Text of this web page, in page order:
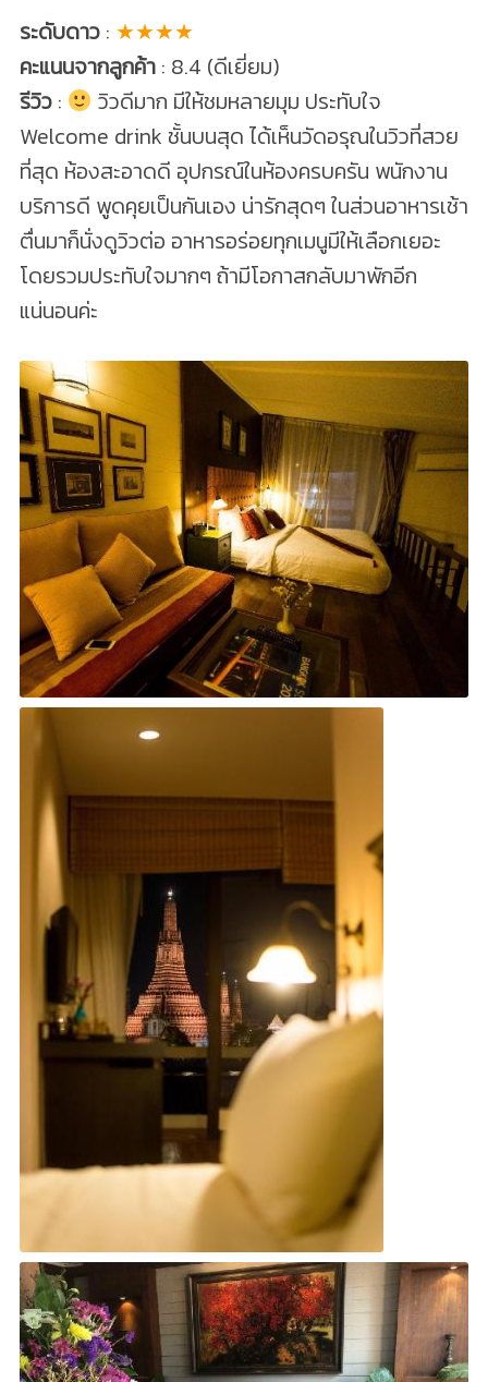
ระดับดาว: ★★★★
คะแนนจากลูกค้า: 8.4 (ดีเยี่ยม)
รีวิว:
วิวดีมาก มีให้ชมหลายมุม ประทับใจ
Welcome drink ชั้นบนสุด ได้เห็นวัดอรุณในวิวที่สวย
ที่สุด ห้องสะอาดดี อุปกรณ์ในห้องครบครัน พนักงาน
บริการดี พูดคุยเป็นกันเอง น่ารักสุดๆ ในส่วนอาหารเช้า
ตื่นมาก็นั่งดูวิวต่อ อาหารอร่อยทุกเมนูมีให้เลือกเยอะ
โดยรวมประทับใจมากๆ ถ้ามีโอกาสกลับมาพักอีก
แน่นอนค่ะ